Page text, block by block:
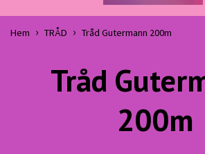
Hem TRÅD Tråd Gutermann 200m
Tråd
200m